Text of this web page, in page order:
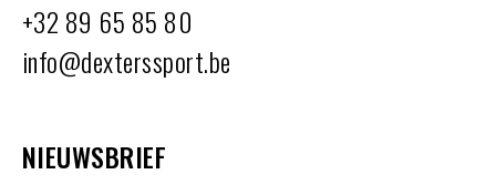
+32 89 65 85 80
info@dexterssport.be
NIEUWSBRIEF